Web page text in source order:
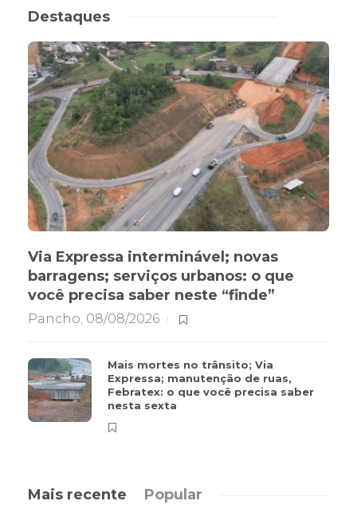
Destaques
Via Expressa interminável; novas
barragens; serviços urbanos: o que
você precisa saber neste “finde”
Pancho, 08/08/2026
Mais mortes no trânsito; Via
Expressa; manutenção de ruas,
Febratex: o que você precisa saber
nesta sexta
Mais recente Popular